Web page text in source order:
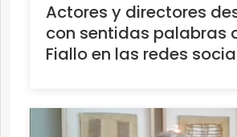
Actores y directores
con sentidas palabras
Fiallo en las redes